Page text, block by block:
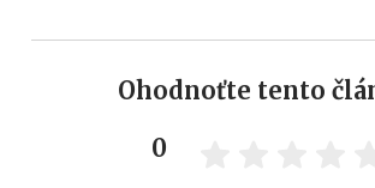
Ohodnoťte tento
0